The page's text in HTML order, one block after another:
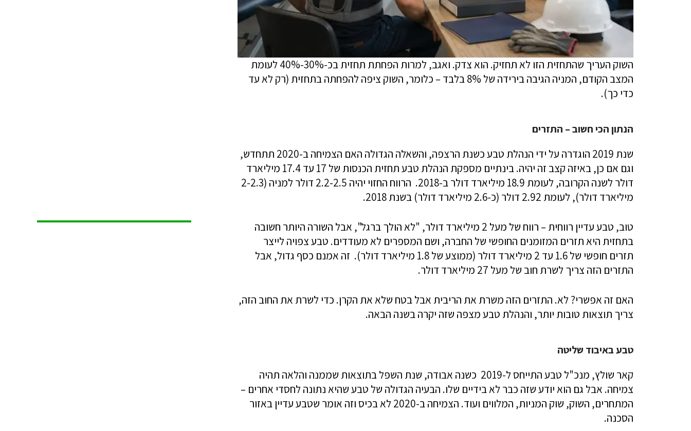
השוק העריך שהתחזית הזו לא תחזיק. הוא צדק. ואגב, למרות הפחתת תחזית בכ-30%-40% לעומת
המצב הקודם, המניה הגיבה בירידה של 8% בלבד – כלומר, השוק ציפה להפחתה בתחזית (רק לא עד
כדי כך).
הנתון הכי חשוב – התזרים
שנת 2019 הוגדרה על ידי הנהלת טבע כשנת הרצפה, והשאלה הגדולה האם הצמיחה ב-2020 תתחדש,
וגם אם כן, באיזה קצב זה יהיה. בינתיים מספקת הנהלת טבע תחזית הכנסות של 17 עד 17.4 מיליארד
דולר לשנה הקרובה, לעומת 18.9 מיליארד דולר ב-2018. הרווח החזוי יהיה 2.2-2.5 דולר למניה (2-2.3
מיליארד דולר), לעומת 2.92 דולר (כ-2.6 מיליארד דולר) בשנת 2018.
טוב, טבע עדיין רווחית – רווח של מעל 2 מיליארד דולר, "לא הולך ברגל", אבל השורה היותר חשובה
בתחזית היא תזרים המזומנים החופשי של החברה, ושם המספרים לא מעודדים. טבע צפויה לייצר
תזרים חופשי של 1.6 עד 2 מיליארד דולר (ממוצע של 1.8 מיליארד דולר). זה אמנם כסף גדול, אבל
התזרים הזה צריך לשרת חוב של מעל 27 מיליארד דולר.
האם זה אפשרי? לא. התזרים הזה משרת את הריבית אבל בטח שלא את הקרן. כדי לשרת את החוב הזה,
צריך תוצאות טובות יותר, והנהלת טבע מצפה שזה יקרה בשנה הבאה.
טבע באיבוד שליטה
קאר שולץ, מנכ"ל טבע התייחס ל-2019 כשנה אבודה, שנת השפל בתוצאות שממנה והלאה תהיה
צמיחה. אבל גם הוא יודע שזה כבר לא בידיים שלו. הבעיה הגדולה של טבע שהיא נתונה לחסדי אחרים –
המתחרים, השוק, שוק המניות, המלווים ועוד. הצמיחה ב-2020 לא בכיס וזה אומר שטבע עדיין באזור
הסכנה.